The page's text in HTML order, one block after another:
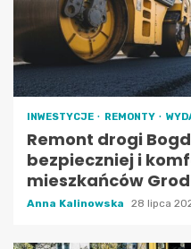
INWESTYCJE REMONTY
Remont drogi
bezpieczniej i
mieszkańców
Anna Kalinowska 28 lipca